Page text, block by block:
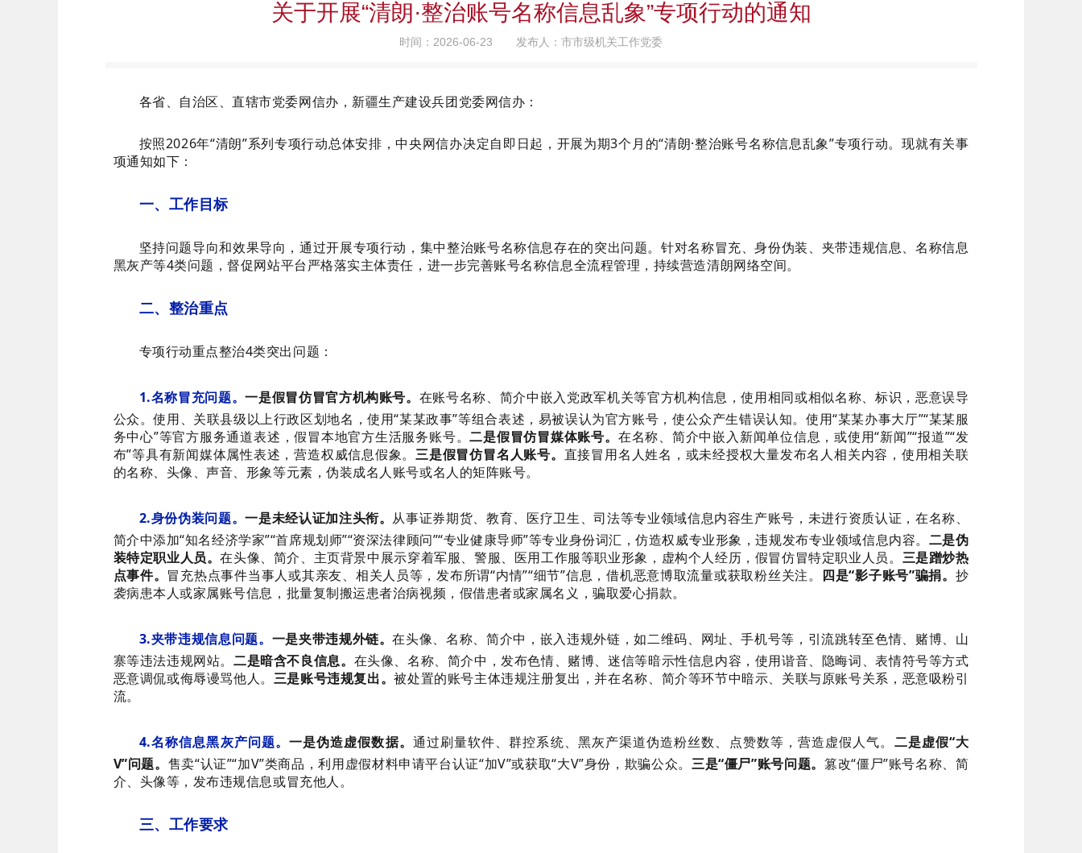
关于开展“清朗·整治账号名称信息乱象”专项行动的通知
时间：2026-06-23 发布人：市市级机关工作党委
各省、自治区、直辖市党委网信办，新疆生产建设兵团党委网信办：
按照2026年“清朗”系列专项行动总体安排，中央网信办决定自即日起，开展为期3个月的“清朗·整治账号名称信息乱象”专项行动。现就有关事
项通知如下：
一、工作目标
坚持问题导向和效果导向，通过开展专项行动，集中整治账号名称信息存在的突出问题。针对名称冒充、身份伪装、夹带违规信息、名称信息
黑灰产等4类问题，督促网站平台严格落实主体责任，进一步完善账号名称信息全流程管理，持续营造清朗网络空间。
二、整治重点
专项行动重点整治4类突出问题：
1.名称冒充问题。一是假冒仿冒官方机构账号。 在账号名称、简介中嵌入党政军机关等官方机构信息，使用相同或相似名称、标识，恶意误导
公众。使用、关联县级以上行政区划地名，使用“某某政事”等组合表述，易被误认为官方账号，使公众产生错误认知。使用“某某办事大厅”“某某服
务中心”等官方服务通道表述，假冒本地官方生活服务账号。二是假冒仿冒媒体账号。 在名称、简介中嵌入新闻单位信息，或使用“新闻”“报道”“发
布”等具有新闻媒体属性表述，营造权威信息假象。三是假冒仿冒名人账号。 直接冒用名人姓名，或未经授权大量发布名人相关内容，使用相关联
的名称、头像、声音、形象等元素，伪装成名人账号或名人的矩阵账号。
2.身份伪装问题。一是未经认证加注头衔。 从事证券期货、教育、医疗卫生、司法等专业领域信息内容生产账号，未进行资质认证，在名称、
简介中添加“知名经济学家”“首席规划师”“资深法律顾问”“专业健康导师”等专业身份词汇，仿造权威专业形象，违规发布专业领域信息内容。 二是伪
装特定职业人员。在头像、简介、主页背景中展示穿着军服、警服、医用工作服等职业形象，虚构个人经历，假冒仿冒特定职业人员。 三是蹭炒热
点事件。 冒充热点事件当事人或其亲友、相关人员等，发布所谓“内情”“细节”信息，借机恶意博取流量或获取粉丝关注。 四是“影子账号”骗捐。 抄
袭病患本人或家属账号信息，批量复制搬运患者治病视频，假借患者或家属名义，骗取爱心捐款。
3.夹带违规信息问题。 一是夹带违规外链。在头像、名称、简介中，嵌入违规外链，如二维码、网址、手机号等，引流跳转至色情、赌博、山
寨等违法违规网站。 二是暗含不良信息。 在头像、名称、简介中，发布色情、赌博、迷信等暗示性信息内容，使用谐音、隐晦词、表情符号等方式
恶意调侃或侮辱谩骂他人。 三是账号违规复出。被处置的账号主体违规注册复出，并在名称、简介等环节中暗示、关联与原账号关系，恶意吸粉引
流。
4.名称信息黑灰产问题。 一是伪造虚假数据。 通过刷量软件、群控系统、黑灰产渠道伪造粉丝数、点赞数等，营造虚假人气。 二是虚假“大
V”问题。 售卖“认证”“加V”类商品，利用虚假材料申请平台认证“加V”或获取“大V”身份，欺骗公众。 三是“僵尸”账号问题。 篡改“僵尸”账号名称、简
介、头像等，发布违规信息或冒充他人。
三、工作要求